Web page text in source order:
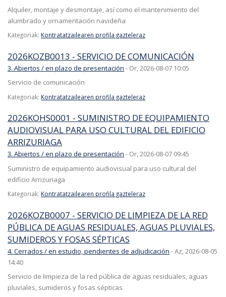
Alquiler, montaje y desmontaje, así como el mantenimiento del
alumbrado y ornamentación navideña
Kategoriak: Kontratatzailearen profila gazteleraz
2026KOZB0013 - SERVICIO DE COMUNICACIÓN
3. Abiertos / en plazo de presentación - Or, 2026-08-07 10:05
Servicio de comunicación
Kategoriak: Kontratatzailearen profila gazteleraz
2026KOHS0001 - SUMINISTRO DE EQUIPAMIENTO
AUDIOVISUAL PARA USO CULTURAL DEL EDIFICIO
ARRIZURIAGA
3. Abiertos / en plazo de presentación - Or, 2026-08-07 09:45
Suministro de equipamiento audiovisual para uso cultural del
edificio Arrizuriaga
Kategoriak: Kontratatzailearen profila gazteleraz
2026KOZB0007 - SERVICIO DE LIMPIEZA DE LA RED
PÚBLICA DE AGUAS RESIDUALES, AGUAS PLUVIALES,
SUMIDEROS Y FOSAS SÉPTICAS
4. Cerrados / en estudio, pendientes de adjudicación -Az, 2026-08-05
14:40
Servicio de limpieza de la red pública de aguas residuales, aguas
pluviales, sumideros y fosas sépticas